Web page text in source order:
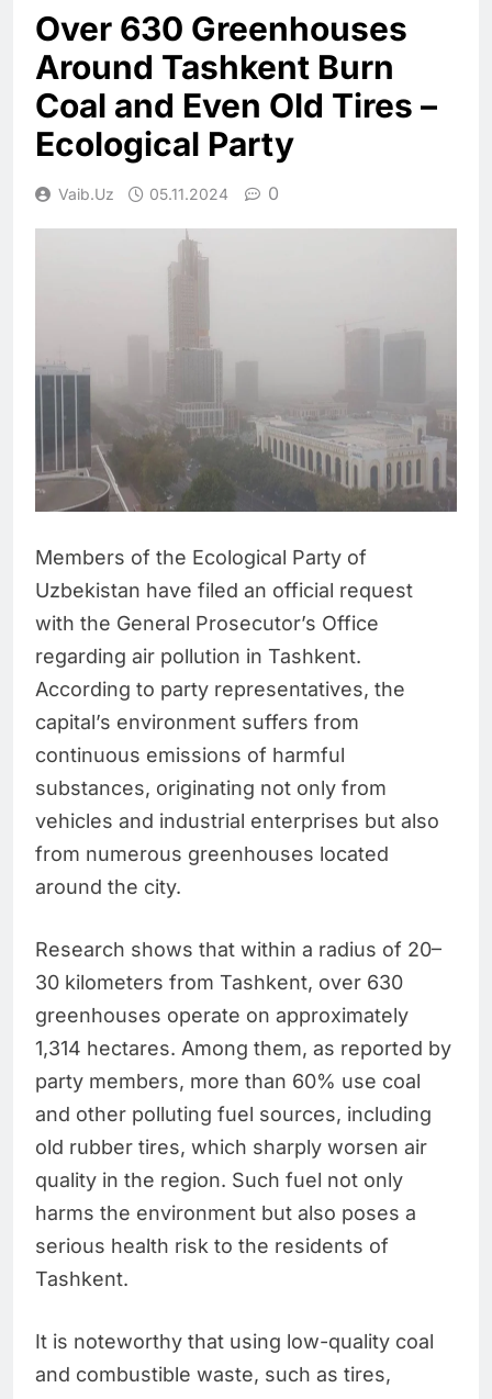
Over 630 Greenhouses
Around Tashkent Burn
Coal and Even Old Tires –
Ecological Party
Vaib.uz 05.11.2024 0
Members of the Ecological Party of
Uzbekistan have filed an official request
with the General Prosecutor’s Office
regarding air pollution in Tashkent.
According to party representatives, the
capital’s environment suffers from
continuous emissions of harmful
substances, originating not only from
vehicles and industrial enterprises but also
from numerous greenhouses located
around the city.
Research shows that within a radius of 20–
30 kilometers from Tashkent, over 630
greenhouses operate on approximately
1,314 hectares. Among them, as reported by
party members, more than 60% use coal
and other polluting fuel sources, including
old rubber tires, which sharply worsen air
quality in the region. Such fuel not only
harms the environment but also poses a
serious health risk to the residents of
Tashkent.
It is noteworthy that using low-quality coal
and combustible waste, such as tires,